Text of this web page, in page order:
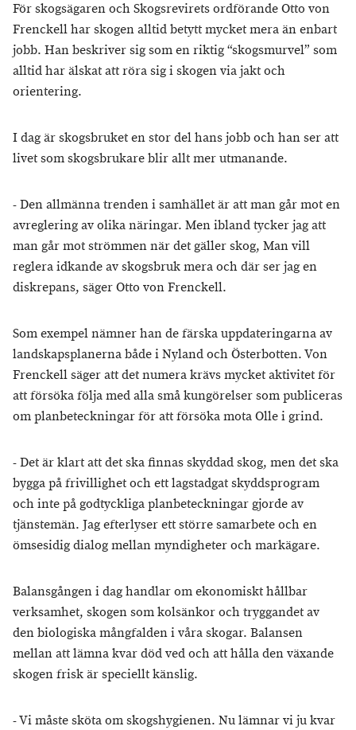
För skogsägaren och Skogsrevirets ordförande Otto von
Frenckell har skogen alltid betytt mycket mera än enbart
jobb. Han beskriver sig som en riktig “skogsmurvel” som
alltid har älskat att röra sig i skogen via jakt och
orientering.
I dag är skogsbruket en stor del hans jobb och han ser att
livet som skogsbrukare blir allt mer utmanande.
- Den allmänna trenden i samhället är att man går mot en
avreglering av olika näringar. Men ibland tycker jag att
man går mot strömmen när det gäller skog, Man vill
reglera idkande av skogsbruk mera och där ser jag en
diskrepans, säger Otto von Frenckell.
Som exempel nämner han de färska uppdateringarna av
landskapsplanerna både i Nyland och Österbotten. Von
Frenckell säger att det numera krävs mycket aktivitet för
att försöka följa med alla små kungörelser som publiceras
om planbeteckningar för att försöka mota Olle i grind.
- Det är klart att det ska finnas skyddad skog, men det ska
bygga på frivillighet och ett lagstadgat skyddsprogram
och inte på godtyckliga planbeteckningar gjorde av
tjänstemän. Jag efterlyser ett större samarbete och en
ömsesidig dialog mellan myndigheter och markägare.
Balansgången i dag handlar om ekonomiskt hållbar
verksamhet, skogen som kolsänkor och tryggandet av
den biologiska mångfalden i våra skogar. Balansen
mellan att lämna kvar död ved och att hålla den växande
skogen frisk är speciellt känslig.
- Vi måste sköta om skogshygienen. Nu lämnar vi ju kvar